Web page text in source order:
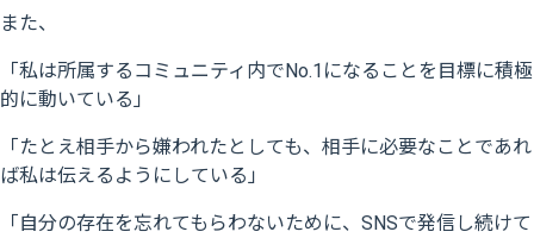
また、
「私は所属するコミュニティ内でNo.1になることを目標に積極
的に動いている」
「たとえ相手から嫌われたとしても、相手に必要なことであれ
ば私は伝えるようにしている」
「自分の存在を忘れてもらわないために、SNSで発信し続けて